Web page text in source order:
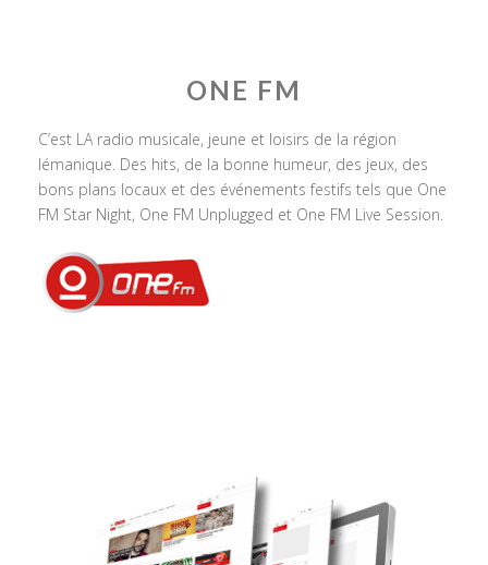
ONE FM
C’est LA radio musicale, jeune et loisirs de la région
lémanique. Des hits, de la bonne humeur, des jeux, des
bons plans locaux et des événements festifs tels que One
FM Star Night, One FM Unplugged et One FM Live Session.